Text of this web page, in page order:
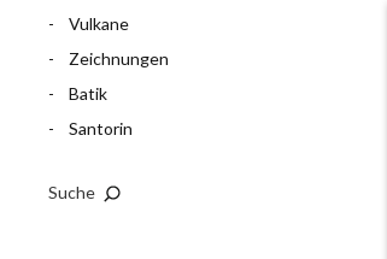
Vulkane
Zeichnungen
Batik
Santorin
Suche